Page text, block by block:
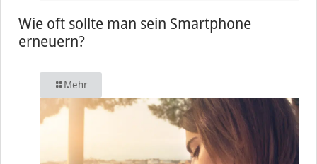
Wie oft sollte man sein Smartphone
erneuern?
Mehr